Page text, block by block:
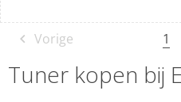
Vorige 1
Tuner kopen bij